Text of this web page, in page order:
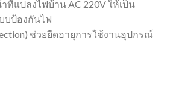
ที่แปลงไฟบ้าน AC 220V ให้เป็น
บป้องกันไฟ
ช่วยยืดอายุการใช้งานอุปกรณ์